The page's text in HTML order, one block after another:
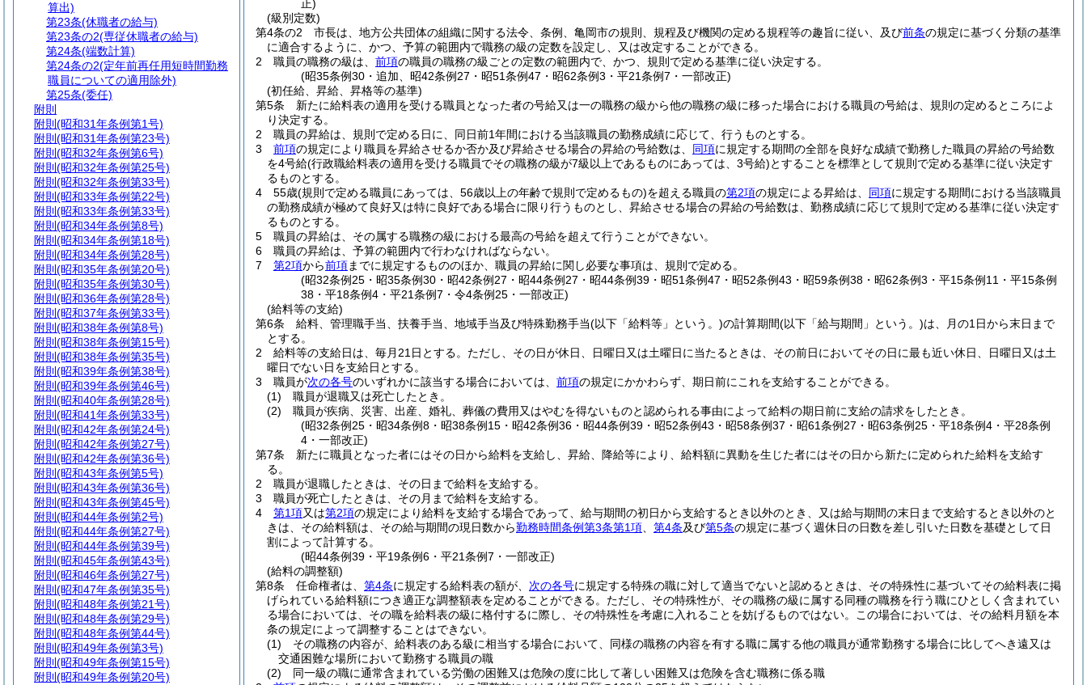
正)
(級別定数)
第4条の2
市長は、地方公共団体の組織に関する法令、条例、亀岡市の規則、規程及び機関の定める規程等の趣旨に従い、及び前条の規定に基づく分類の基準
に適合するように、かつ、予算の範囲内で職務の級の定数を設定し、又は改定することができる。
2
職員の職務の級は、 前項の職員の職務の級ごとの定数の範囲内で、かつ、規則で定める基準に従い決定する。
(昭35条例30・追加、昭42条例27・昭51条例47・昭62条例3・平21条例7・一部改正)
(初任給、昇給、昇格等の基準)
第5条
新たに給料表の適用を受ける職員となった者の号給又は一の職務の級から他の職務の級に移った場合における職員の号給は、規則の定めるところによ
り決定する。
2
職員の昇給は、規則で定める日に、同日前1年間における当該職員の勤務成績に応じて、行うものとする。
3
前項の規定により職員を昇給させるか否か及び昇給させる場合の昇給の号給数は、 同項に規定する期間の全部を良好な成績で勤務した職員の昇給の号給数
を4号給(行政職給料表の適用を受ける職員でその職務の級が7級以上であるものにあっては、3号給)とすることを標準として規則で定める基準に従い決定す
るものとする。
4
55歳(規則で定める職員にあっては、56歳以上の年齢で規則で定めるもの)を超える職員の第2項の規定による昇給は、 同項に規定する期間における当該職員
の勤務成績が極めて良好又は特に良好である場合に限り行うものとし、昇給させる場合の昇給の号給数は、勤務成績に応じて規則で定める基準に従い決定す
るものとする。
5
職員の昇給は、その属する職務の級における最高の号給を超えて行うことができない。
6
職員の昇給は、予算の範囲内で行わなければならない。
7
第2項から前項までに規定するもののほか、職員の昇給に関し必要な事項は、規則で定める。
(昭32条例25・昭35条例30・昭42条例27・昭44条例27・昭44条例39・昭51条例47・昭52条例43・昭59条例38・昭62条例3・平15条例11・平15条例
38・平18条例4・平21条例7・令4条例25・一部改正)
(給料等の支給)
第6条
給料、管理職手当、扶養手当、地域手当及び特殊勤務手当(以下「給料等」という。)の計算期間(以下「給与期間」という。)は、月の1日から末日まで
とする。
2
給料等の支給日は、毎月21日とする。 ただし、その日が休日、日曜日又は土曜日に当たるときは、その前日においてその日に最も近い休日、日曜日又は土
曜日でない日を支給日とする。
3
職員が次の各号のいずれかに該当する場合においては、 前項の規定にかかわらず、期日前にこれを支給することができる。
(1)
職員が退職又は死亡したとき。
(2)
職員が疾病、災害、出産、婚礼、葬儀の費用又はやむを得ないものと認められる事由によって給料の期日前に支給の請求をしたとき。
(昭32条例25・昭34条例8・昭38条例15・昭42条例36・昭44条例39・昭52条例43・昭58条例37・昭61条例27・昭63条例25・平18条例4・平28条例
4・一部改正)
第7条
新たに職員となった者にはその日から給料を支給し、昇給、降給等により、給料額に異動を生じた者にはその日から新たに定められた給料を支給す
る。
2
職員が退職したときは、その日まで給料を支給する。
3
職員が死亡したときは、その月まで給料を支給する。
4
第1項又は第2項の規定により給料を支給する場合であって、給与期間の初日から支給するとき以外のとき、又は給与期間の末日まで支給するとき以外のと
きは、その給料額は、その給与期間の現日数から勤務時間条例第3条第1項 第4条及び第5条の規定に基づく週休日の日数を差し引いた日数を基礎として日
割によって計算する。
(昭44条例39・平19条例6・平21条例7・一部改正)
(給料の調整額)
第8条
任命権者は、 第4条に規定する給料表の額が、 次の各号に規定する特殊の職に対して適当でないと認めるときは、その特殊性に基づいてその給料表に掲
げられている給料額につき適正な調整額表を定めることができる。 ただし、その特殊性が、その職務の級に属する同種の職務を行う職にひとしく含まれてい
る場合においては、その職を給料表の級に格付するに際し、その特殊性を考慮に入れることを妨げるものではない。
この場合においては、その給料月額を本
条の規定によって調整することはできない。
(1)
その職務の内容が、給料表のある級に相当する場合において、同様の職務の内容を有する職に属する他の職員が通常勤務する場合に比してへき遠又は
交通困難な場所において勤務する職員の職
(2)
同一級の職に通常含まれている労働の困難又は危険の度に比して著しい困難又は危険を含む職務に係る職
算出)
第23条(休職者の給与)
第23条の2(専従休職者の給与)
第24条(端数計算)
第24条の2(定年前再任用短時間勤務
職員についての適用除外)
第25条(委任)
附則
附則 (昭和31年条例第1号)
附則 (昭和31年条例第23号)
附則 (昭和32年条例第6号)
附則 (昭和32年条例第25号)
附則 (昭和32年条例第33号)
附則 (昭和33年条例第22号)
附則 (昭和33年条例第33号)
附則 (昭和34年条例第8号)
附則 (昭和34年条例第18号)
附則 (昭和34年条例第28号)
附則 (昭和35年条例第20号)
附則 (昭和35年条例第30号)
附則 (昭和36年条例第28号)
附則 (昭和37年条例第33号)
附則 (昭和38年条例第8号)
附則 (昭和38年条例第15号)
附則 (昭和38年条例第35号)
附則 (昭和39年条例第38号)
附則 (昭和39年条例第46号)
附則 (昭和40年条例第28号)
附則 (昭和41年条例第33号)
附則 (昭和42年条例第24号)
附則 (昭和42年条例第27号)
附則 (昭和42年条例第36号)
附則 (昭和43年条例第5号)
附則 (昭和43年条例第36号)
附則 (昭和43年条例第45号)
附則 (昭和44年条例第2号)
附則 (昭和44年条例第27号)
附則 (昭和44年条例第39号)
附則 (昭和45年条例第43号)
附則 (昭和46年条例第27号)
附則 (昭和47年条例第35号)
附則 (昭和48年条例第21号)
附則 (昭和48年条例第29号)
附則 (昭和48年条例第44号)
附則 (昭和49年条例第3号)
附則 (昭和49年条例第15号)
附則 (昭和49年条例第20号)